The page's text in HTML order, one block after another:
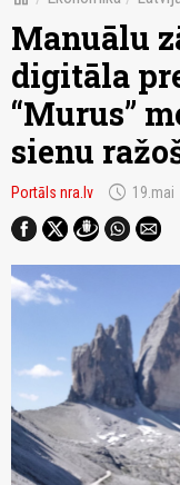
Manuālu
digitāla
“Murus”
sienu
Portāls nra.lv schedule 19.mai